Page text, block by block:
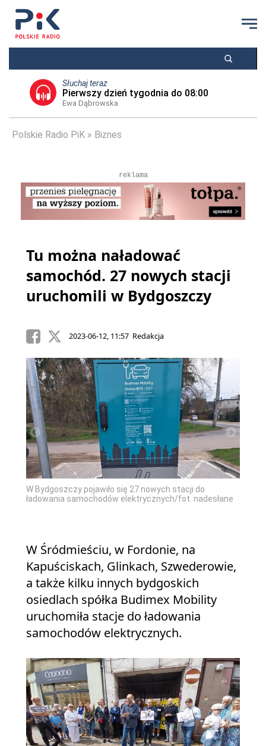
Słuchaj teraz
Pierwszy dzień tygodnia do 08:00
Ewa Dąbrowska
Polskie Radio PiK Biznes
reklama
Tu można naładować
samochód. 27 nowych stacji
uruchomili w Bydgoszczy
2023-06-12, 11:57 Redakcja
W Bydgoszczy pojawiło się 27 nowych stacji do
ładowania samochodów elektrycznych/fot. nadesłane
W Śródmieściu, w Fordonie, na
Kapuściskach, Glinkach, Szwederowie,
a także kilku innych bydgoskich
osiedlach spółka Budimex Mobility
uruchomiła stacje do ładowania
samochodów elektrycznych.